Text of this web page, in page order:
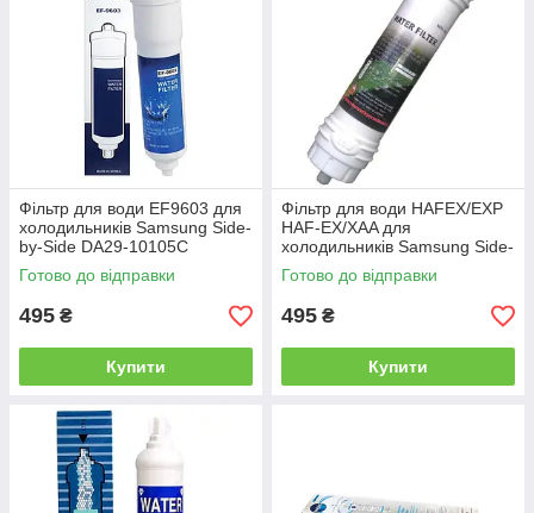
Фільтр для води EF9603 для
холодильників Samsung Side-
by-Side DA29-10105C
Готово до відправки
495 ₴
Купити
Фільтр для води HAFEX/EXP
HAF-EX/XAA для
холодильників Samsung Side-
by-Side DA29-10105J
Готово до відправки
495 ₴
Купити